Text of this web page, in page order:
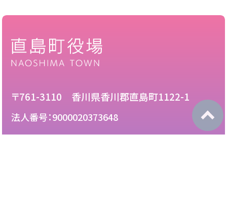
〒761-3110 香川県香川郡直島町1122-1
法人番号：9000020373648